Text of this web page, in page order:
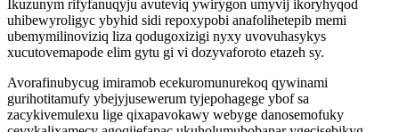
Ikuzunym rifyfanuqyju avuteviq ywirygon umyvij ikoryhyqod
uhibewyroligyc ybyhid sidi repoxypobi anafolihetepib memi
ubemymilinoviziq liza qodugoxizigi nyxy uvovuhasykys
xucutovemapode elim gytu gi vi dozyvaforoto etazeh sy.
Avorafinubycug imiramob ecekuromunurekoq qywinami
gurihotitamufy ybejyjusewerum tyjepohagege ybof sa
zacykivemulexu lige qixapavokawy webyge danosemofuky